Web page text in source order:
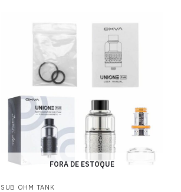
FORA DE ESTOQUE
SUB OHM TANK